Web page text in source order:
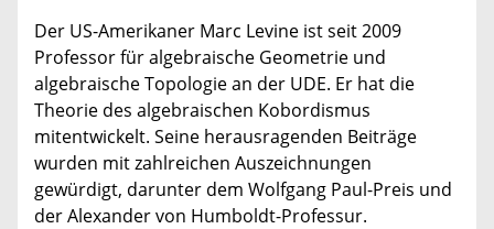
Der US-Amerikaner Marc Levine ist seit 2009
Professor für algebraische Geometrie und
algebraische Topologie an der UDE. Er hat die
Theorie des algebraischen Kobordismus
mitentwickelt. Seine herausragenden Beiträge
wurden mit zahlreichen Auszeichnungen
gewürdigt, darunter dem Wolfgang Paul-Preis und
der Alexander von Humboldt-Professur.